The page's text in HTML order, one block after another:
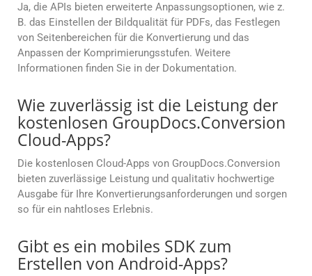
Ja, die APIs bieten erweiterte Anpassungsoptionen, wie z.
B. das Einstellen der Bildqualität für PDFs, das Festlegen
von Seitenbereichen für die Konvertierung und das
Anpassen der Komprimierungsstufen. Weitere
Informationen finden Sie in der Dokumentation.
Wie zuverlässig ist die Leistung der
kostenlosen GroupDocs.Conversion
Cloud-Apps?
Die kostenlosen Cloud-Apps von GroupDocs.Conversion
bieten zuverlässige Leistung und qualitativ hochwertige
Ausgabe für Ihre Konvertierungsanforderungen und sorgen
so für ein nahtloses Erlebnis.
Gibt es ein mobiles SDK zum
Erstellen von Android-Apps?